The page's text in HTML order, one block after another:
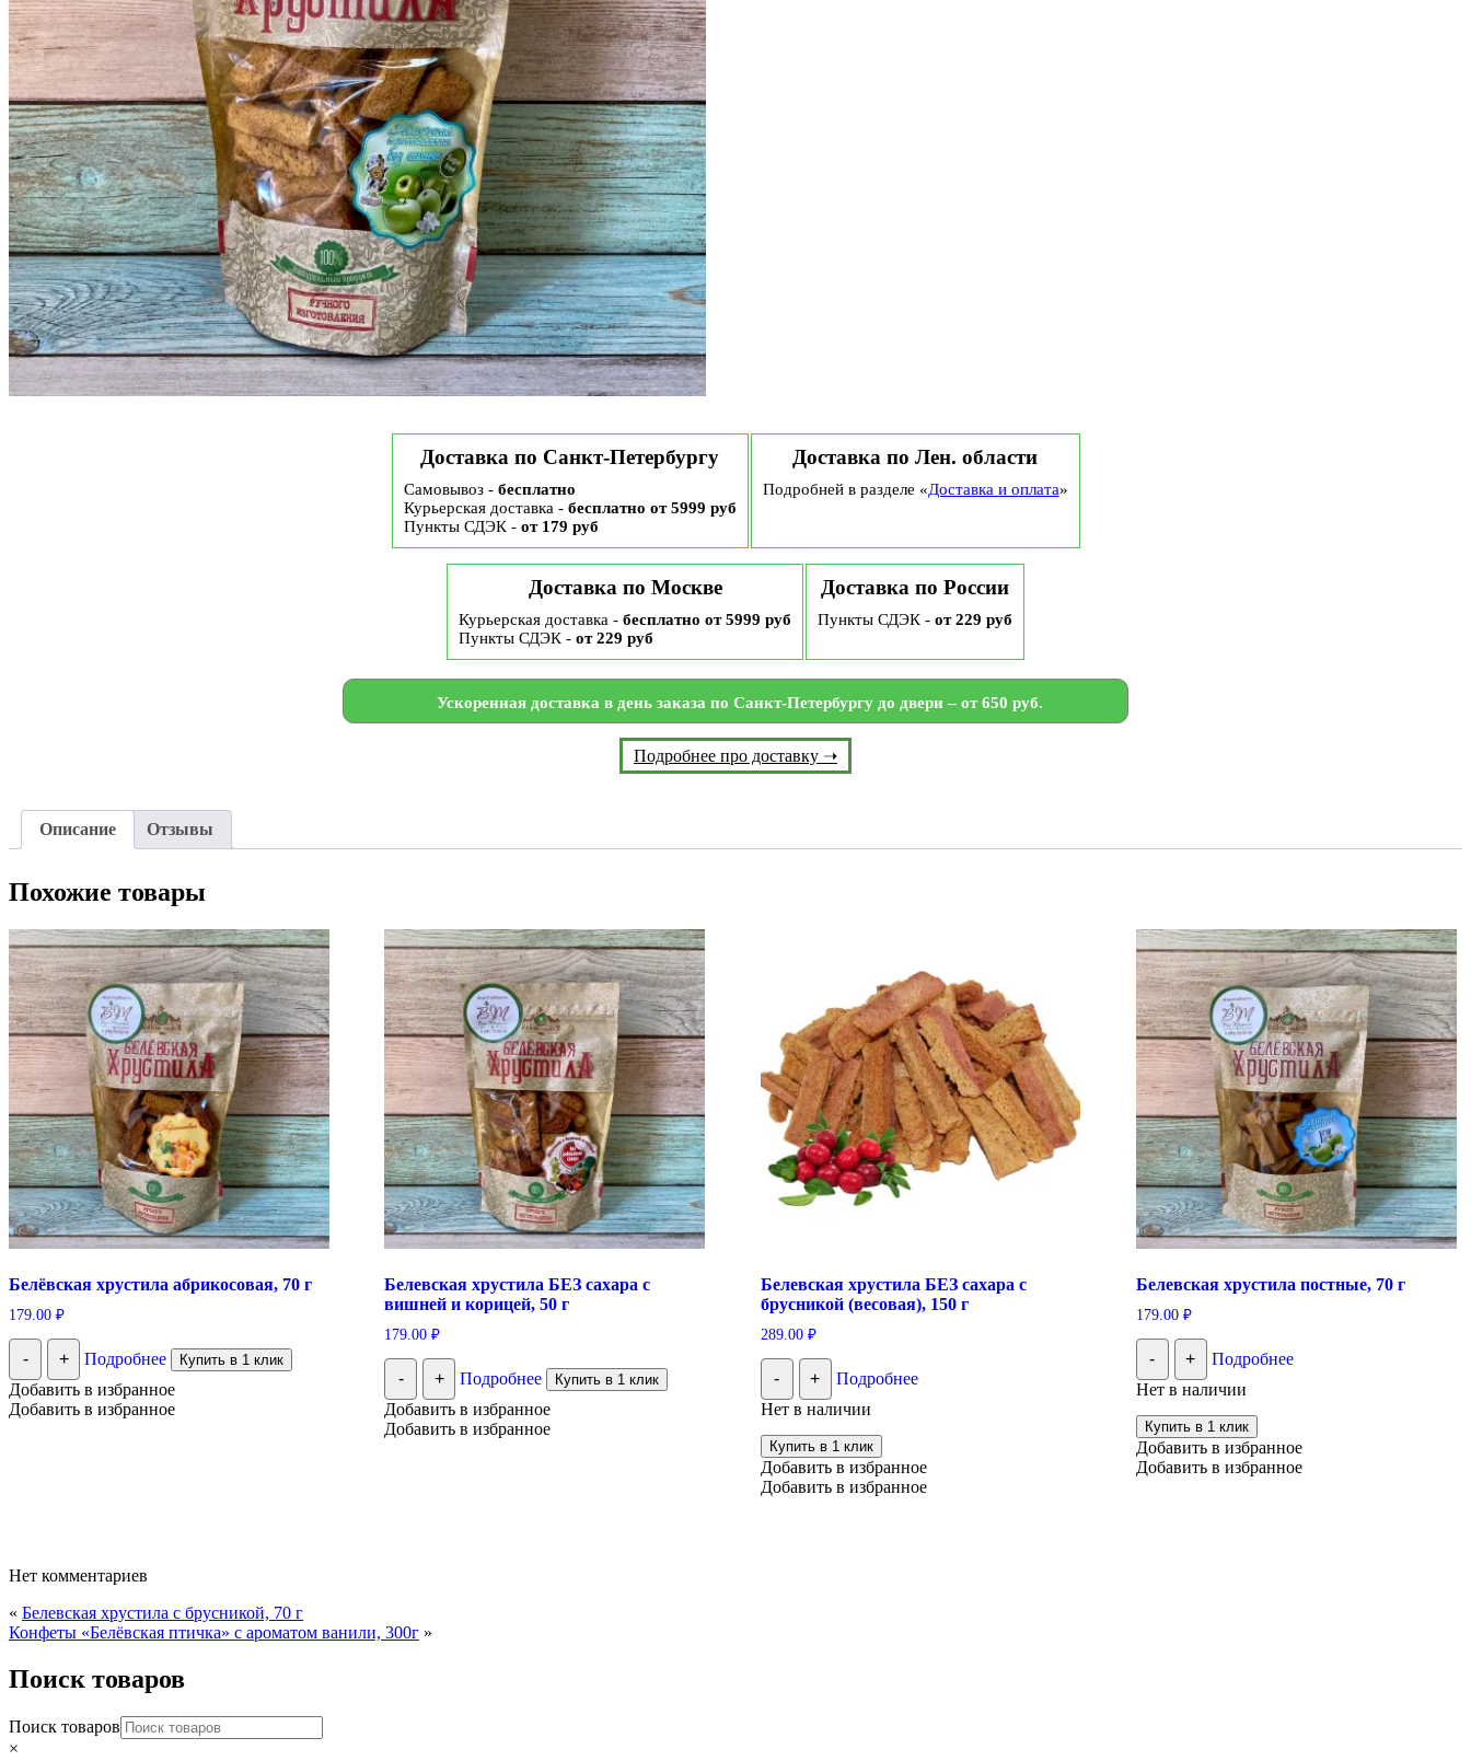
Доставка по Санкт-Петербургу
Самовывоз - бесплатно
Курьерская доставка - бесплатно от 5999 руб
Пункты СДЭК - от 179 руб
Доставка по Лен. области
Подробней в разделе «Доставка и оплата»
Доставка по Москве
Курьерская доставка - бесплатно от 5999 руб
Пункты СДЭК - от 229 руб
Доставка по России
Пункты СДЭК - от 229 руб
Ускоренная доставка в день заказа по Санкт-Петербургу до двери – от 650 руб.
Подробнее про доставку ➝
Описание Отзывы
Похожие товары
Белёвская хрустила абрикосовая, 70 г
179.00 ₽
- + Подробнее Купить в 1 клик
Добавить в избранное
Добавить в избранное
Белевская хрустила БЕЗ сахара с
вишней и корицей, 50 г
179.00₽
- + Подробнее Купить в 1 клик
Добавить в избранное
Добавить в избранное
Белевская хрустила БЕЗ сахара с
брусникой (весовая), 150 г
289.00 ₽
- +
Подробнее
Нет в наличии
Купить в 1 клик
Добавить в избранное
Добавить в избранное
Белевская хрустила постные, 70 г
179.00 ₽
- +
Подробнее
Нет в наличии
Купить в 1 клик
Добавить в избранное
Добавить в избранное
Нет комментариев
« Белевская хрустила c брусникой, 70 г
Конфеты «Белёвская птичка» с ароматом ванили, 300г »
Поиск товаров
Поиск товаров
×